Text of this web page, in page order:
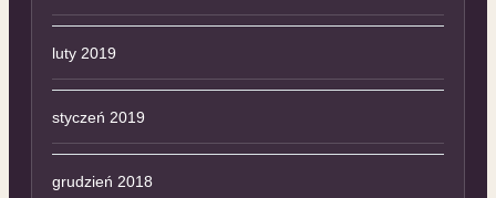
luty 2019
styczeń 2019
grudzień 2018